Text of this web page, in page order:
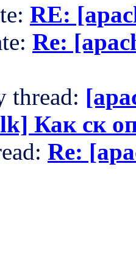
RE:
Re:
thread:
Как ск
Re: